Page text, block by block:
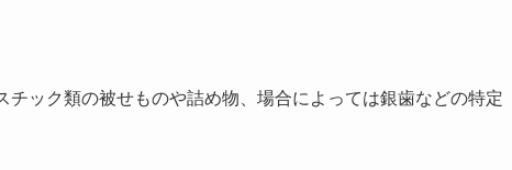
ック類の被せものや詰め物、場合によっては銀歯などの特定